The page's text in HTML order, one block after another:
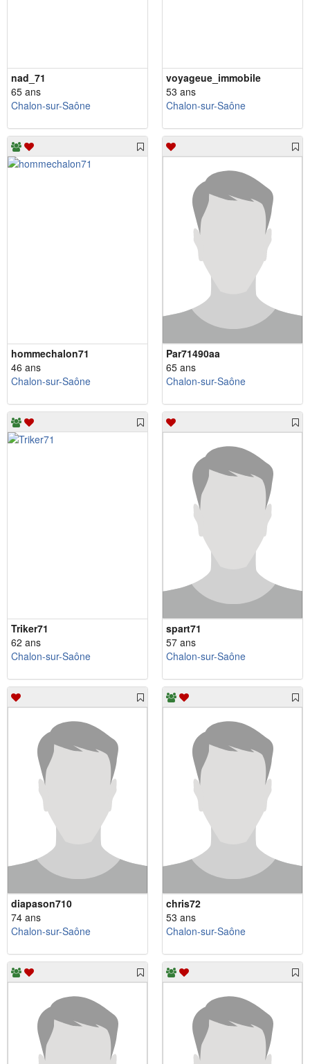
nad_71
65 ans
Chalon-sur-Saône
voyageue_immobile
53 ans
Chalon-sur-Saône
hommechalon71
46 ans
Chalon-sur-Saône
Par71490aa
65 ans
Chalon-sur-Saône
Triker71
62 ans
Chalon-sur-Saône
spart71
57 ans
Chalon-sur-Saône
diapason710
74 ans
Chalon-sur-Saône
chris72
53 ans
Chalon-sur-Saône